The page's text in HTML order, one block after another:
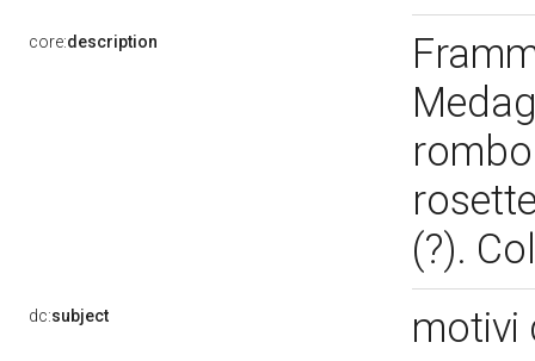
core:description
(?).
dc:subject motivi